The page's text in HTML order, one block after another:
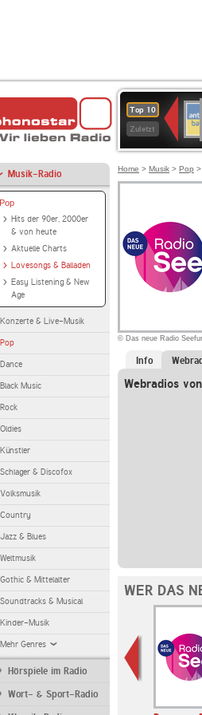
Top 10
Zuletzt
Musik-Radio
Pop
Hits der 90er, 2000er
& von heute
Aktuelle Charts
Lovesongs & Balladen
Easy Listening & New
Age
Konzerte & Live-Musik
Pop
Dance
Black Music
Rock
Oldies
Künstler
Schlager & Discofox
Volksmusik
Country
Jazz & Blues
Weltmusik
Gothic & Mittelalter
Soundtracks & Musical
Kinder-Musik
Mehr Genres
Hörspiele im Radio
Wort- & Sport-Radio
Home > Musik > Pop >
© Das neue Radio
Info
Webradios
WER DAS